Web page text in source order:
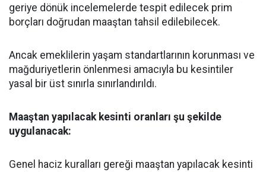
geriye dönük incelemelerde tespit edilecek prim
borçları doğrudan maaştan tahsil edilebilecek.
Ancak emeklilerin yaşam standartlarının korunması ve
mağduriyetlerin önlenmesi amacıyla bu kesintiler
yasal bir üst sınırla sınırlandırıldı.
Maaştan yapılacak kesinti oranları şu şekilde
uygulanacak:
Genel haciz kuralları gereği maaştan yapılacak kesinti